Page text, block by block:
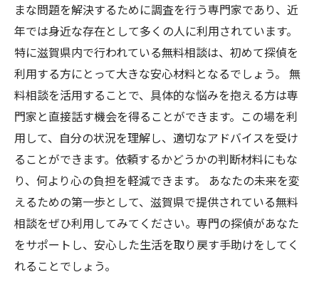
まな問題を解決するために調査を行う専門家であり、近
年では身近な存在として多くの人に利用されています。
特に滋賀県内で行われている無料相談は、初めて探偵を
利用する方にとって大きな安心材料となるでしょう。 無
料相談を活用することで、具体的な悩みを抱える方は専
門家と直接話す機会を得ることができます。この場を利
用して、自分の状況を理解し、適切なアドバイスを受け
ることができます。依頼するかどうかの判断材料にもな
り、何より心の負担を軽減できます。 あなたの未来を変
えるための第一歩として、滋賀県で提供されている無料
相談をぜひ利用してみてください。専門の探偵があなた
をサポートし、安心した生活を取り戻す手助けをしてく
れることでしょう。